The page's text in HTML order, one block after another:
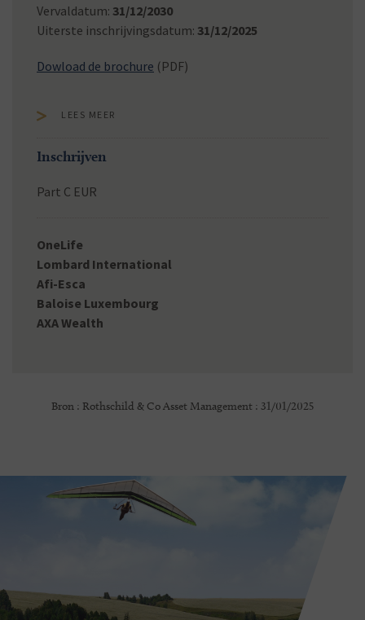
Vervaldatum: 31/12/2030
Uiterste inschrijvingsdatum: 31/12/2025
Dowload de brochure (PDF)
LEES MEER
Inschrijven
Part C EUR
OneLife
Lombard International
Afi-Esca
Baloise Luxembourg
AXA Wealth
Bron : Rothschild & Co Asset Management : 31/01/2025